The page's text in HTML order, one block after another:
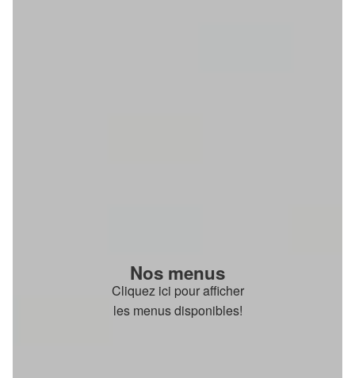
Nos menus
Cliquez ici pour afficher
les menus disponibles!